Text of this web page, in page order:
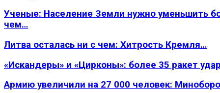
Ученые: Население Земли нужно уменьшить
чем…
Литва осталась ни с чем: Хитрость Кремля…
«Искандеры» и «Цирконы»: более 35 ракет
Армию увеличили на 27 000 человек: